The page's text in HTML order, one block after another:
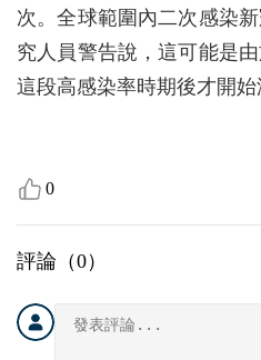
次。全球範圍內二次感染
究人員警告說，這可能是
這段高感染率時期後才開
0
評論（0）